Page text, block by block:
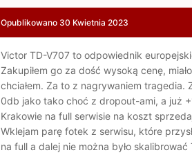
Opublikowano 30 Kwietnia 2023
Victor TD-V707 to odpowiednik
Zakupiłem go za dość wysoką cenę,
chciałem. Za to z nagrywaniem tragedia.
0db jako tako choć z dropout-ami, a już
Krakowie na full serwisie na koszt
Wklejam parę fotek z serwisu, które
na full a dalej nie można było skalibrować